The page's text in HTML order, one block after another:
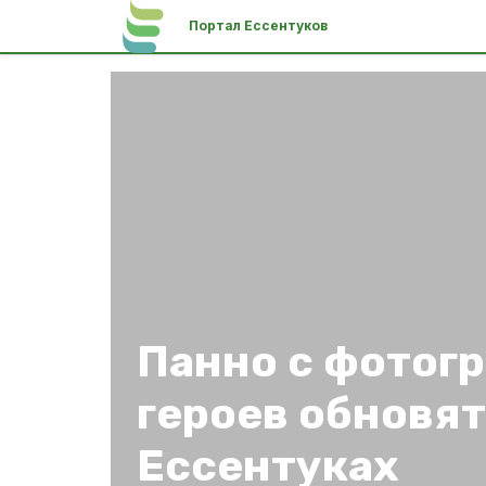
Портал Ессентуков
Панно с
героев
Ессентуках